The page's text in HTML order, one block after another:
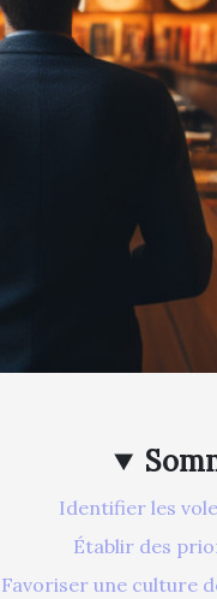
Identifier les
Établir des
Favoriser une culture